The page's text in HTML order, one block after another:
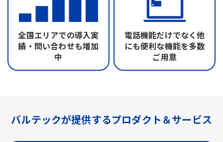
全国エリアでの導入実
績・問い合わせも増加
中
電話機能だけでなく他
にも便利な機能を多数
ご用意
バルテックが提供するプロダクト＆サービス